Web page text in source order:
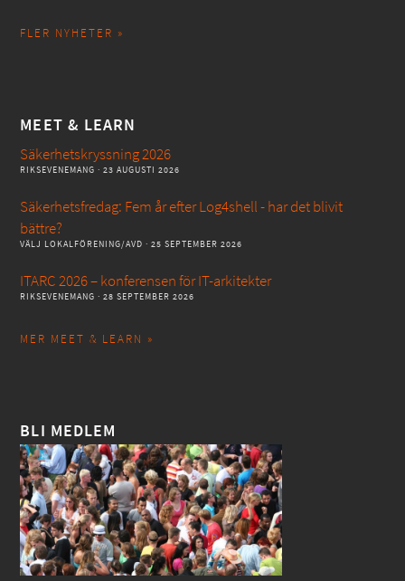
FLER NYHETER »
MEET & LEARN
Säkerhetskryssning 2026
RIKSEVENEMANG · 23 AUGUSTI 2026
Säkerhetsfredag: Fem år efter Log4shell - har det blivit
bättre?
VÄLJ LOKALFÖRENING/AVD · 25 SEPTEMBER 2026
ITARC 2026 – konferensen för IT-arkitekter
RIKSEVENEMANG · 28 SEPTEMBER 2026
MER MEET & LEARN »
BLI MEDLEM